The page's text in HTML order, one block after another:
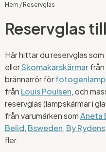
Hem / Reservglas
Reservglas
Här hittar du reservglas
ellerSkomakarskärmarfrån
brännarrör för
från Louis Poulsen, och
reservglas (lampskärmar i
från varumärken somAneta
Belid, Bsweden, By Rydens,
fler.